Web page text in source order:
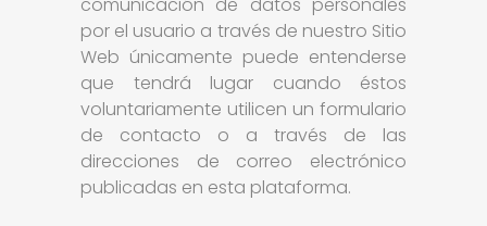
por el usuario a través de nuestro Sitio
Web únicamente puede entenderse
que tendrá lugar cuando éstos
voluntariamente utilicen un formulario
de contacto o a través de las
direcciones de correo electrónico
publicadas en esta plataforma.